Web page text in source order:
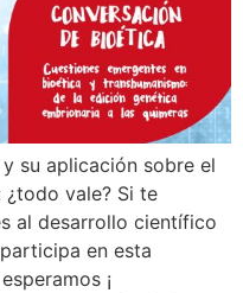
su aplicación sobre el
¿todo vale? Si te
al desarrollo científico
en esta
esperamos ¡